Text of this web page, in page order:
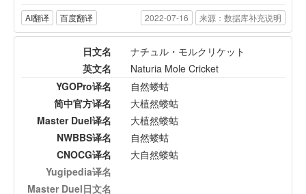
AI翻译 百度翻译 2022-07-16 来源：数据库补充说明
日文名
ナチュル・モルクリケット
英文名
Naturia Mole Cricket
YGOPro译名
自然蝼蛄
简中官方译名
大植然蝼蛄
Master Duel译名
大植然蝼蛄
NWBBS译名
自然蝼蛄
CNOCG译名
大自然蝼蛄
Yugipedia译名
Master Duel日文名